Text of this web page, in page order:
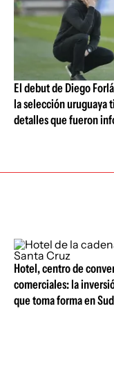
El debut de Diego
la selección uruguaya
detalles que fueron
Hotel, centro de
comerciales: la
que toma forma en